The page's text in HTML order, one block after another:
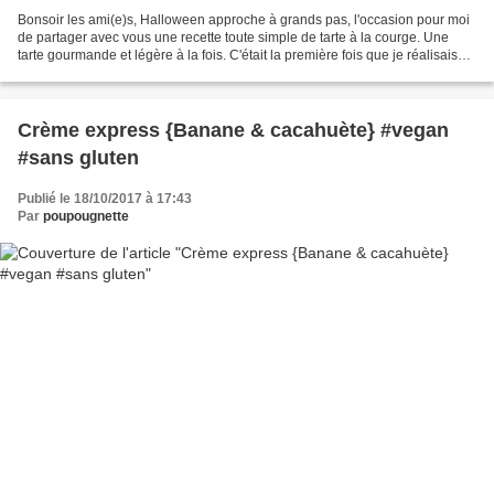
Bonsoir les ami(e)s, Halloween approche à grands pas, l'occasion pour moi
de partager avec vous une recette toute simple de tarte à la courge. Une
tarte gourmande et légère à la fois. C'était la première fois que je réalisais
Crème express {Banane & cacahuète} #vegan
#sans gluten
Publié le 18/10/2017 à 17:43
Par poupougnette